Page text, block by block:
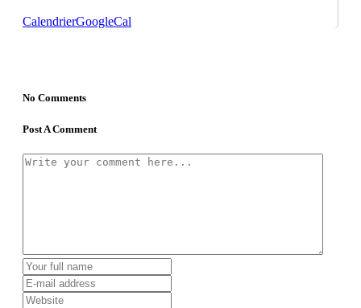
CalendrierGoogleCal
No Comments
Post A Comment